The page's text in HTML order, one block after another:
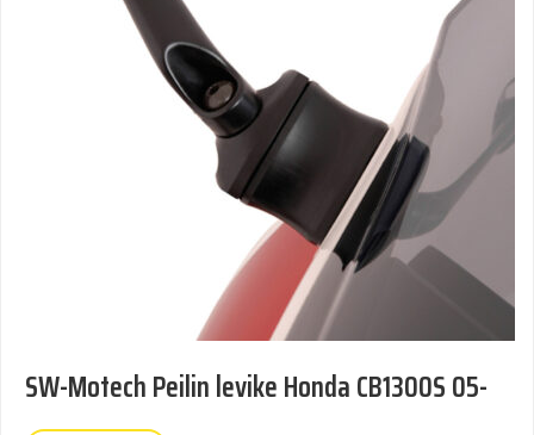
SW-Motech Peilin levike Honda CB1300S 05-